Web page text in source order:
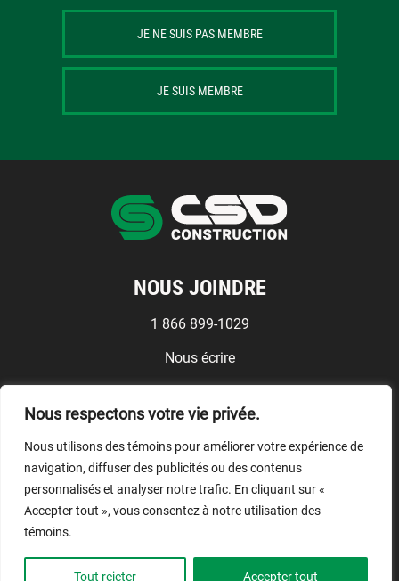
Nous respectons votre vie privée.
Nous utilisons des témoins pour améliorer votre expérience de
navigation, diffuser des publicités ou des contenus
personnalisés et analyser notre trafic. En cliquant sur «
Accepter tout », vous consentez à notre utilisation des
témoins.
Tout rejeter Accepter tout
NOUS JOINDRE
1 866 899-1029
Nous écrire
Conditions d'utilisation
NOUS SUIVRE
© CSD Construction, 2026.
JE NE SUIS PAS MEMBRE
JE SUIS MEMBRE